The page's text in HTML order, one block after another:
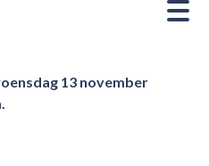
13 november